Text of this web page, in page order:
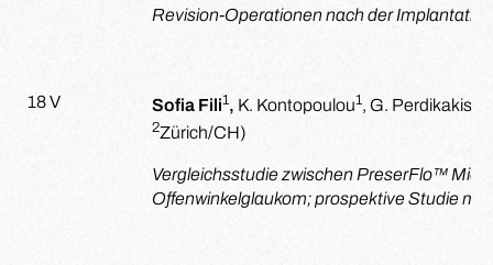
Revision-Operationen nach der
18 V Sofia Fili1, K. Kontopoulou1, G. Perdikakis
2Zürich/CH)
Vergleichsstudie zwischen PreserFlo™
Offenwinkelglaukom; prospektive Studie